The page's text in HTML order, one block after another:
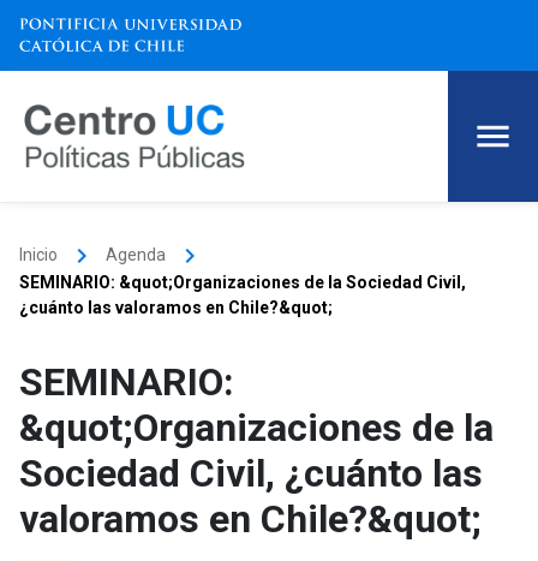
Inicio keyboard_arrow_right Agenda keyboard_arrow_right
SEMINARIO: &quot;Organizaciones de la Sociedad Civil,
¿cuánto las valoramos en Chile?&quot;
SEMINARIO:
&quot;Organizaciones de la
Sociedad Civil, ¿cuánto las
valoramos en Chile?&quot;